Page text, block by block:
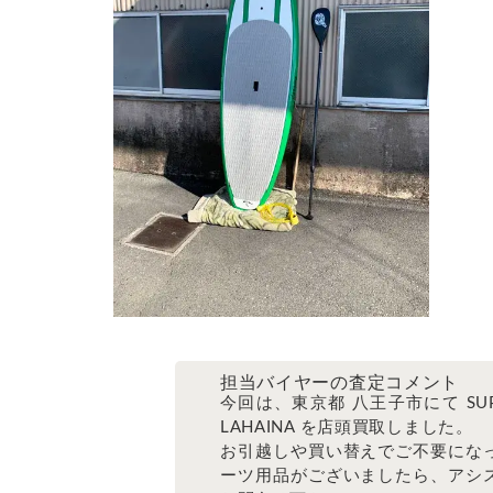
担当バイヤーの査定コメント
今回は、東京都 八王子市にて
LAHAINA を店頭買取しました。
お引越しや買い替えでご不要にな
ーツ用品がございましたら、アシ